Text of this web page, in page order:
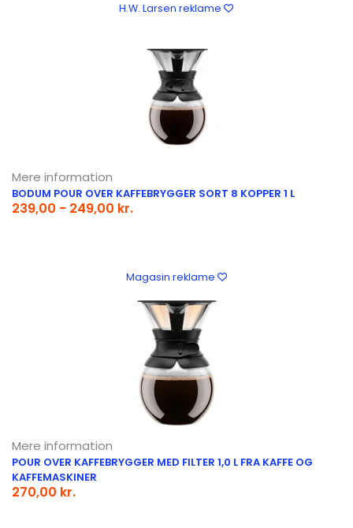
H.W. Larsen reklame
Mere information
BODUM POUR OVER KAFFEBRYGGER SORT 8 KOPPER 1 L
239,00 - 249,00 kr.
Magasin reklame
Mere information
POUR OVER KAFFEBRYGGER MED FILTER 1,0 L FRA KAFFE OG
KAFFEMASKINER
270,00 kr.